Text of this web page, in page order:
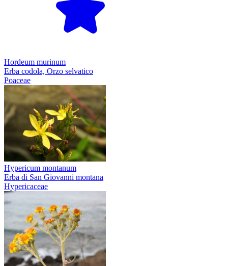
Hordeum murinum
Erba codola, Orzo selvatico
Poaceae
Hypericum montanum
Erba di San Giovanni montana
Hypericaceae